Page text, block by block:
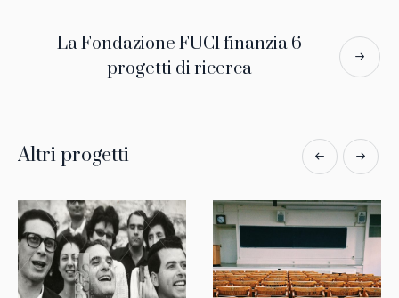
La Fondazione FUCI finanzia 6
progetti di ricerca
Altri progetti